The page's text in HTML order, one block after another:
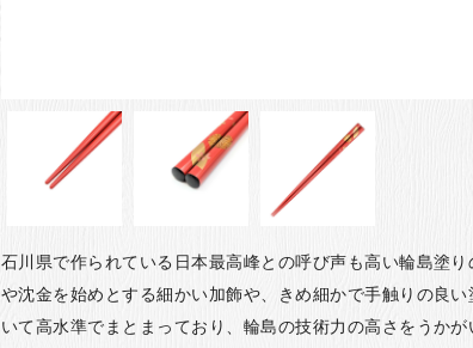
石川県で作られている日本最高峰との呼び声も高い輪島塗
や沈金を始めとする細かい加飾や、きめ細かで手触りの良
いて高水準でまとまっており、輪島の技術力の高さをうかが